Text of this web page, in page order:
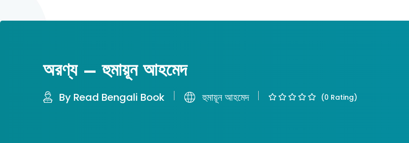
অরণ্য – হুমায়ূন আহমেদ
By Read Bengali Book হুমায়ূন আহমেদ (0 Rating)